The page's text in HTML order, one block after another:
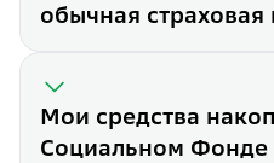
обычная страховая
Мои средства
Социальном Фонде